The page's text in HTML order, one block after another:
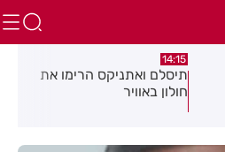
14:15
תיסלם ואתניקס הרימו את
חולון באוויר